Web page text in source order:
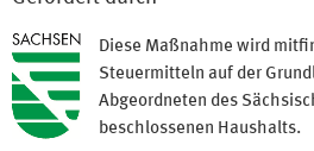
Diese Maßnahme wird
Steuermitteln auf der
Abgeordneten des
beschlossenen Haushalts.